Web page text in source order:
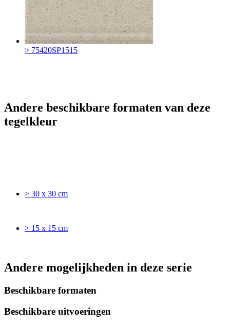
> 75420SP1515
Andere beschikbare formaten van deze
tegelkleur
> 30 x 30 cm
> 15 x 15 cm
Andere mogelijkheden in deze serie
Beschikbare formaten
Beschikbare uitvoeringen